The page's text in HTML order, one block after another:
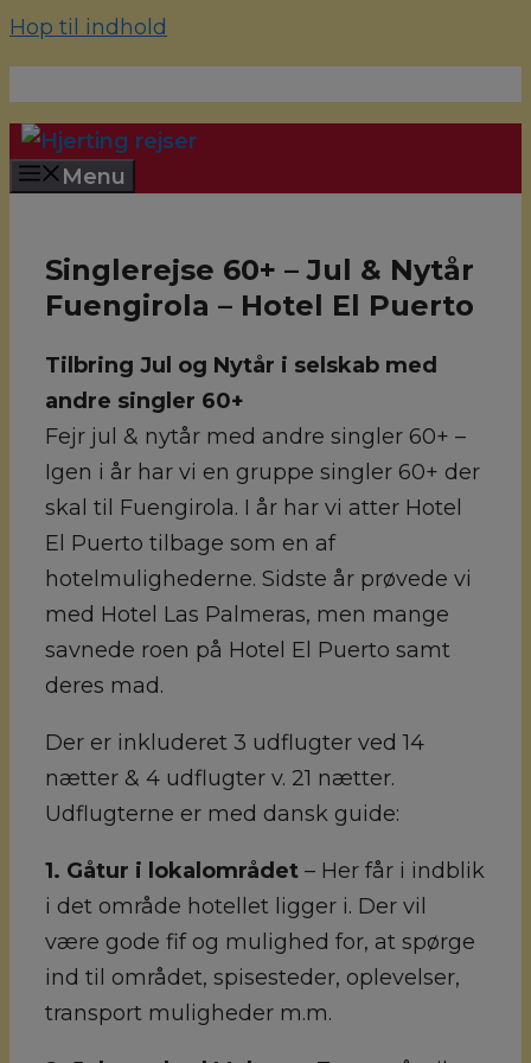
Hop til indhold
Menu
Singlerejse 60+ – Jul & Nytår
Fuengirola – Hotel El Puerto
Tilbring Jul og Nytår i selskab med
andre singler 60+
Fejr jul & nytår med andre singler 60+ –
Igen i år har vi en gruppe singler 60+ der
skal til Fuengirola. I år har vi atter Hotel
El Puerto tilbage som en af
hotelmulighederne. Sidste år prøvede vi
med Hotel Las Palmeras, men mange
savnede roen på Hotel El Puerto samt
deres mad.
Der er inkluderet 3 udflugter ved 14
nætter & 4 udflugter v. 21 nætter.
Udflugterne er med dansk guide:
1. Gåtur i lokalområdet – Her får i indblik
i det område hotellet ligger i. Der vil
være gode fif og mulighed for, at spørge
ind til området, spisesteder, oplevelser,
transport muligheder m.m.